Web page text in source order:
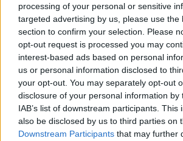
processing of your personal or sensitive
targeted advertising by us, please use the
section to confirm your selection. Please
opt-out request is processed you may
interest-based ads based on personal
us or personal information disclosed to
your opt-out. You may separately opt-out
disclosure of your personal information by
IAB’s list of downstream participants. This
also be disclosed by us to third parties on
Downstream Participants that may further
Färdiga 613 fick fyra dörrar